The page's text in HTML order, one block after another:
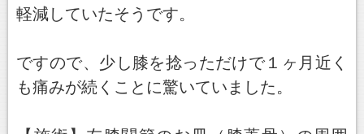
軽減していたそうです。
ですので、少し膝を捻っただけで１ヶ月近く
も痛みが続くことに驚いていました。